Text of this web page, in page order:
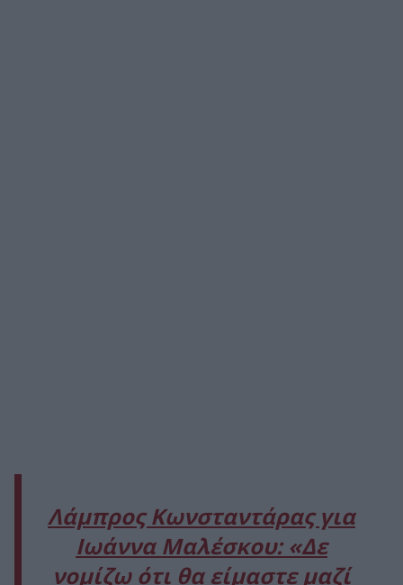
Λάμπρος Κωνσταντάρας για
Ιωάννα Μαλέσκου: «Δε
νομίζω ότι θα είμαστε μαζί